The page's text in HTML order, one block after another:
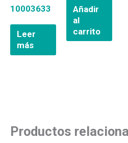
10003633
Leer
más
Añadir
al
carrito
Productos